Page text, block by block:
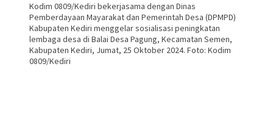
Kodim 0809/Kediri bekerjasama dengan Dinas
Pemberdayaan Mayarakat dan Pemerintah Desa (DPMPD)
Kabupaten Kediri menggelar sosialisasi peningkatan
lembaga desa di Balai Desa Pagung, Kecamatan Semen,
Kabupaten Kediri, Jumat, 25 Oktober 2024. Foto: Kodim
0809/Kediri